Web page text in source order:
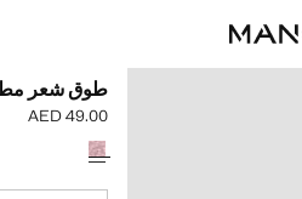
طوق شعر
السعر الحالي [AED 49.00 ]
AED 49.00
حدد اللون